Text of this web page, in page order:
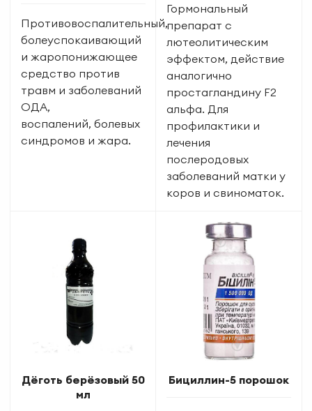
Противовоспалительный,
болеуспокаивающий
и жаропонижающее
средство против
травм и заболеваний
ОДА,
воспалений, болевых
синдромов и жара.
Гормональный
препарат с
лютеолитическим
эффектом, действие
аналогично
простагландину F2
альфа. Для
профилактики и
лечения
послеродовых
заболеваний матки у
коров и свиноматок.
Дёготь берёзовый 50
мл
Бициллин-5 порошок